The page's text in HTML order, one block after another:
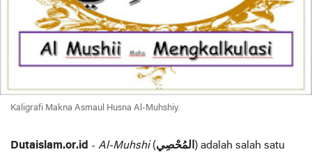
Kaligrafi Makna Asmaul Husna Al-Muhshiy.
Dutaislam.or.id - Al-Muhshi(المُحْصِي ) adalah salah satu